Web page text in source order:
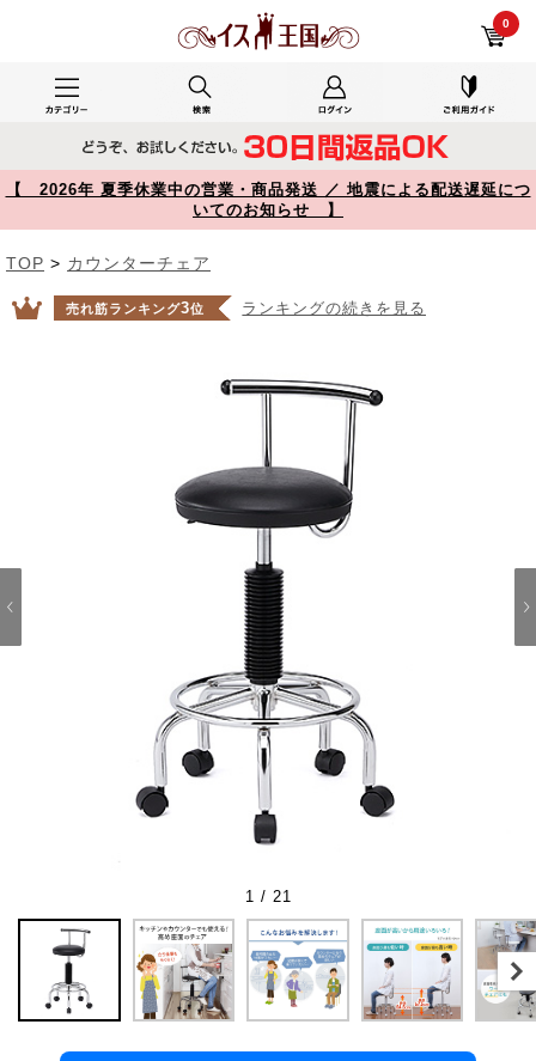
0
【 2026年 夏季休業中の営業・商品発送 ／ 地震による配送遅延につ
いてのお知らせ 】
TOP > カウンターチェア
売れ筋ランキング3位 ランキングの続きを見る
1 / 21